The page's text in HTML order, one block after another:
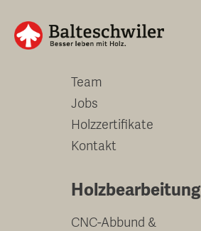
zum
Inhalt
Unternehmen
Team
Jobs
Holzzertifikate
Kontakt
Holzbearbeitung
CNC-Abbund &